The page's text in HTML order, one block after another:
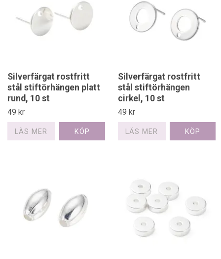
Silverfärgat rostfritt
stål stiftörhängen platt
rund, 10 st
49 kr
LÄS MER
Silverfärgat rostfritt
stål stiftörhängen
cirkel, 10 st
49 kr
LÄS MER